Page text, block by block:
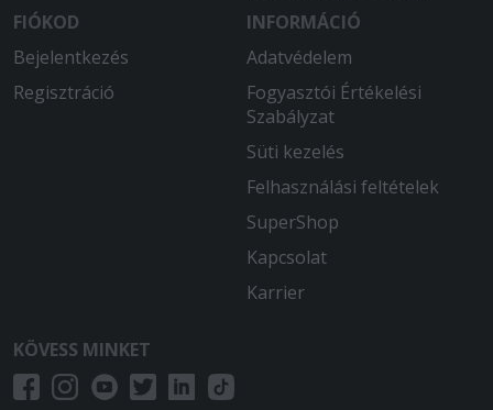
FIÓKOD
Bejelentkezés
Regisztráció
INFORMÁCIÓ
Adatvédelem
Fogyasztói Értékelési
Szabályzat
Süti kezelés
Felhasználási feltételek
SuperShop
Kapcsolat
Karrier
KÖVESS MINKET